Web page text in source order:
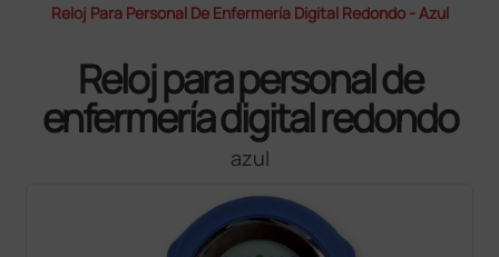
Reloj Para Personal De Enfermería Digital Redondo - Azul
Reloj para personal de
enfermería digital redondo
azul